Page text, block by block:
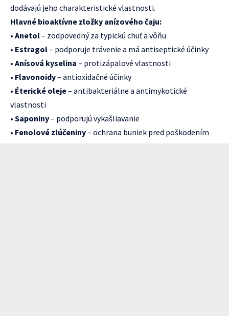
dodávajú jeho charakteristické vlastnosti.
Hlavné bioaktívne zložky anízového čaju:
• Anetol– zodpovedný za typickú chuť a vôňu
• Estragol– podporuje trávenie a má antiseptické účinky
• Anísová kyselina – protizápalové vlastnosti
• Flavonoidy– antioxidačné účinky
• Éterické oleje– antibakteriálne a antimykotické
vlastnosti
• Saponiny– podporujú vykašliavanie
• Fenolové zlúčeniny– ochrana buniek pred poškodením